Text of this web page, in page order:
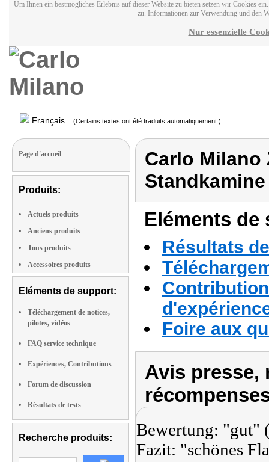
Um Ihnen ein bestmögliches Erlebnis auf dieser Website zu bieten setzen wir Cookies
zu. Informationen zur Verwendung und den
Nur essenzielle
Français (Certains textes ont été traduits automatiquement.)
Page d'accueil
Produits:
Actuels produits
Anciens produits
Tous produits
Accessoires produits
Eléments de support:
Téléchargement de notices,
pilotes, vidéos
FAQ service technique
Expériences, Contributions
Forum de discussion
Résultats de tests
Recherche produits:
Carlo Milano
Standkamine
Eléments
Résultats
Foire aux
Avis presse,
Bewertung: "gut"
Fazit: "schönes